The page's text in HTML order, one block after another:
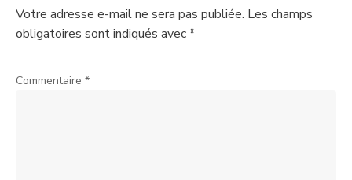
Votre adresse e-mail ne sera pas publiée. Les champs
obligatoires sont indiqués avec*
Commentaire *